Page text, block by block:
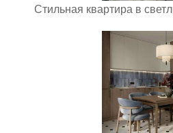
Стильная квартира в